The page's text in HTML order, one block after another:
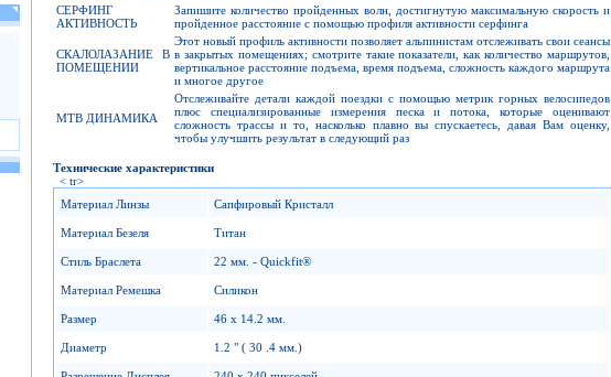
СЕРФИНГ
АКТИВНОСТЬ
Запишите количество пройденных волн, достигнутую максимальную скорость и
пройденное расстояние с помощью профиля активности серфинга
СКАЛОЛАЗАНИЕ В
ПОМЕЩЕНИИ
Этот новый профиль активности позволяет альпинистам отслеживать свои сеансы
в закрытых помещениях; смотрите такие показатели, как количество маршрутов,
вертикальное расстояние подъема, время подъема, сложность каждого маршрута
и многое другое
MTB ДИНАМИКА
Отслеживайте детали каждой поездки с помощью метрик горных велосипедов
плюс специализированные измерения песка и потока, которые оценивают
сложность трассы и то, насколько плавно вы спускаетесь, давая Вам оценку,
чтобы улучшить результат в следующий раз
Технические характеристики
< tr>
Материал Линзы
Сапфировый Кристалл
Материал Безеля Титан
Стиль Браслета 22 мм. - Quickfit®
Материал Ремешка Силикон
Размер 46 x 14.2 мм.
Диаметр 1.2 " ( 30 .4 мм.)